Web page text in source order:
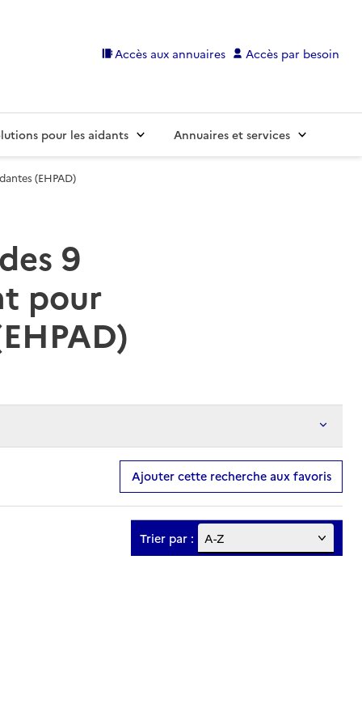
Accès aux annuaires Accès par besoin
pour les aidants Annuaires et services
(EHPAD)
9
pour
Ajouter cette recherche aux favoris
Trier par :